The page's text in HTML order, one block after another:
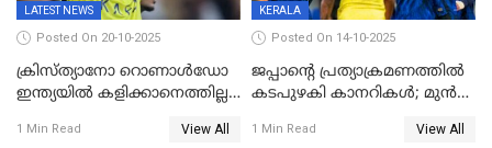
LATEST NEWS
Posted On 20-10-2025
ക്രിസ്ത്യാനോ റൊണാൾഡോ
ഇന്ത്യയിൽ കളിക്കാനെത്തില്ല;
ഉൾപ്പെടുത്തിയില്ല
1 Min Read View All
KERALA
Posted On 14-10-2025
ജപ്പാന്റെ പ്രത്യാക്രമണത്തിൽ
കടപുഴകി കാനറികൾ; മുൻ
ജപ്പാന്റെ ആദ്യ ജയം
1 Min Read View All